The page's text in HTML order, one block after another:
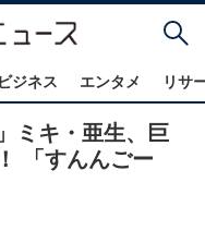
ジネス エンタメ リサ
ミキ・亜生、巨
「すんんごー